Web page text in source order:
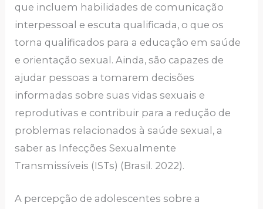
que incluem habilidades de comunicação
interpessoal e escuta qualificada, o que os
torna qualificados para a educação em saúde
e orientação sexual. Ainda, são capazes de
ajudar pessoas a tomarem decisões
informadas sobre suas vidas sexuais e
reprodutivas e contribuir para a redução de
problemas relacionados à saúde sexual, a
saber as Infecções Sexualmente
Transmissíveis (ISTs) (Brasil. 2022).
A percepção de adolescentes sobre a